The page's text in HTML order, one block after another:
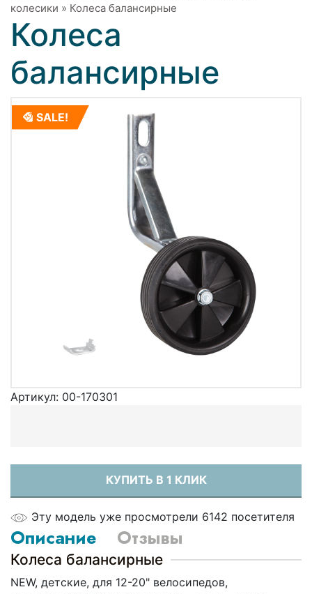
колесики » Колеса балансирные
Колеса
балансирные
SALE!
Артикул: 00-170301
КУПИТЬ В 1 КЛИК
Эту модель уже просмотрели 6142 посетителя
Описание Отзывы
Колеса балансирные
NEW, детские, для 12-20" велосипедов,